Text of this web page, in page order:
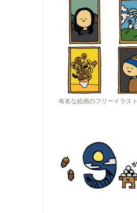
有名な絵画のフリーイラスト